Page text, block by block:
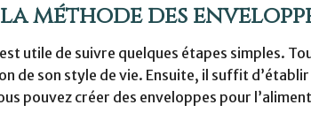
méthode des
utile de suivre quelques étapes simples.
de son style de vie. Ensuite, il suffit
pouvez créer des enveloppes pour